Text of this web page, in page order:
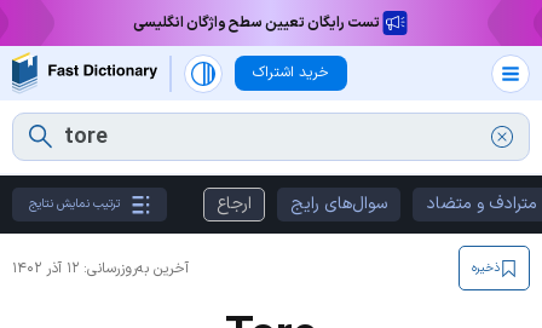
تست رایگان تعیین سطح واژگان انگلیسی
خرید اشتراک
مترادف و متضاد سوال‌های رایج ارجاع ترتیب نمایش نتایج
آخرین به‌روزرسانی: ۱۲ آذر ۱۴۰۲ ذخیره